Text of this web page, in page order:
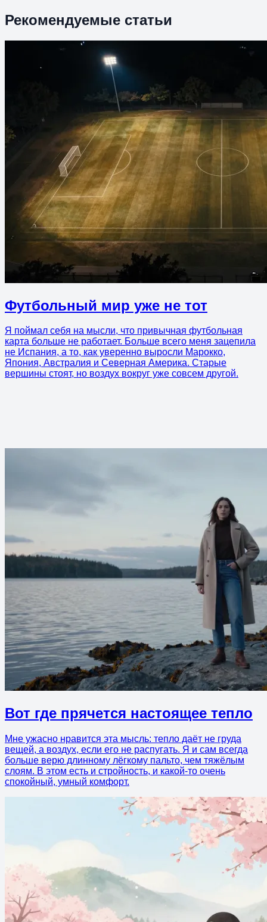
Рекомендуемые статьи
Футбольный мир уже не тот
Я поймал себя на мысли, что привычная футбольная
карта больше не работает. Больше всего меня зацепила
не Испания, а то, как уверенно выросли Марокко,
Япония, Австралия и Северная Америка. Старые
вершины стоят, но воздух вокруг уже совсем другой.
Вот где прячется настоящее тепло
Мне ужасно нравится эта мысль: тепло даёт не груда
вещей, а воздух, если его не распугать. Я и сам всегда
больше верю длинному лёгкому пальто, чем тяжёлым
слоям. В этом есть и стройность, и какой-то очень
спокойный, умный комфорт.